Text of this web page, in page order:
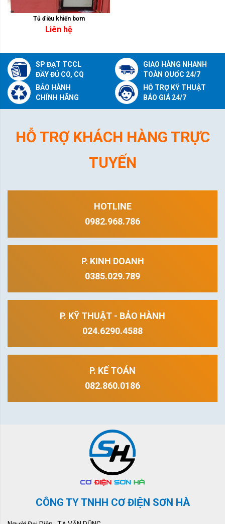
Tủ điều khiển bơm
Liên hệ
SP ĐẠT TCCL
ĐẦY ĐỦ CO, CQ
GIAO HÀNG NHANH
TOÀN QUỐC 24/7
BẢO HÀNH
CHÍNH HÃNG
HỖ TRỢ KỸ THUẬT
BÁO GIÁ 24/7
HỖ TRỢ KHÁCH HÀNG TRỰC
TUYẾN
HOTLINE
0982.968.786
P. KINH DOANH
0385.029.789
P. KỸ THUẬT - BẢO HÀNH
024.6290.4588
P. KẾ TOÁN
082.860.0186
CÔNG TY TNHH CƠ ĐIỆN SƠN HÀ